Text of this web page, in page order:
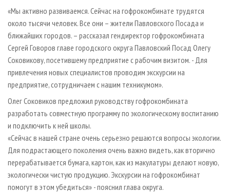
«Мы активно развиваемся. Сейчас на гофрокомбинате трудятся
около тысячи человек. Все они – жители Павловского Посада и
ближайших городов. – рассказал гендиректор гофрокомбината
Сергей Говоров главе городского округа Павловский Посад Олегу
Соковикову, посетившему предприятие с рабочим визитом. - Для
привлечения новых специалистов проводим экскурсии на
предприятие, сотрудничаем с нашим техникумом».
Олег Соковиков предложил руководству гофрокомбината
разработать совместную программу по экологическому воспитанию
и подключить к ней школы.
«Сейчас в нашей стране очень серьезно решаются вопросы экологии.
Для подрастающего поколения очень важно видеть, как вторично
перерабатывается бумага, картон, как из макулатуры делают новую,
экологически чистую продукцию. Экскурсии на гофрокомбинат
помогут в этом убедиться» - пояснил глава округа.